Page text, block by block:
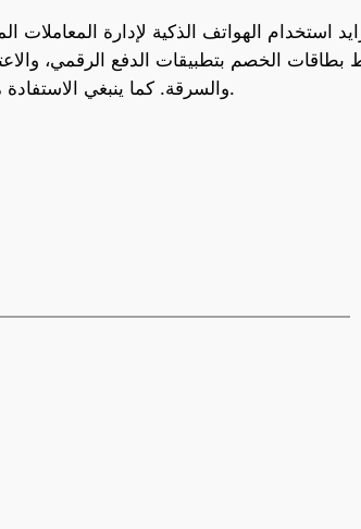
استخدام الهواتف الذكية لإدارة
بطاقات الخصم بتطبيقات الدفع الرقمي،
والسرقة. كما ينبغي الاستفادة من تقنيات الأمان المتقدمة التي توفرها الشركات مثل آبل وسامسونغ لضمان تجربة دفع آمنة وموثوقة.